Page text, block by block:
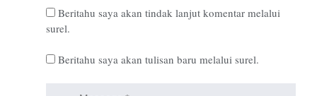
Beritahu saya akan tindak lanjut komentar melalui
surel.
Beritahu saya akan tulisan baru melalui surel.